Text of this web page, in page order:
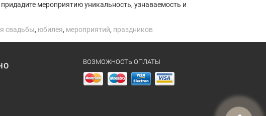
мероприятию уникальность, узнаваемость и
свадьбы, юбилея, мероприятий, праздников
ВОЗМОЖНОСТЬ ОПЛАТЫ